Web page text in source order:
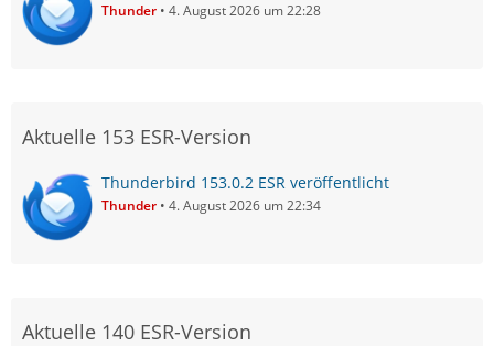
Thunder 4. August 2026 um 22:28
Aktuelle 153 ESR-Version
Thunderbird 153.0.2 ESR veröffentlicht
Thunder 4. August 2026 um 22:34
Aktuelle 140 ESR-Version